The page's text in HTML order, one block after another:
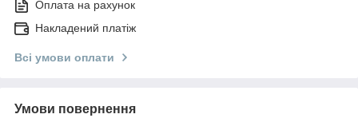
Оплата на рахунок
Накладений платіж
Всі умови оплати
Умови повернення